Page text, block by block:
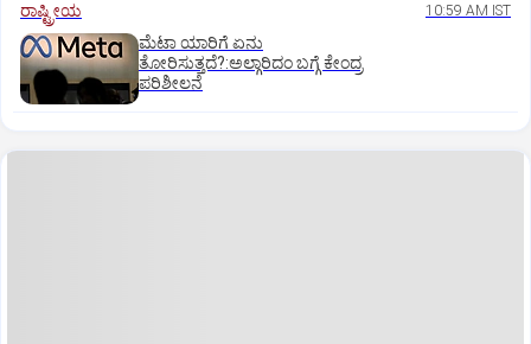
ರಾಷ್ಟ್ರೀಯ 10:59 AM IST
ಮೆಟಾ ಯಾರಿಗೆ ಏನು
ತೋರಿಸುತ್ತದೆ?:ಅಲ್ಗಾರಿದಂ ಬಗ್ಗೆ ಕೇಂದ್ರ
ಪರಿಶೀಲನೆ